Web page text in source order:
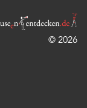
© 2026